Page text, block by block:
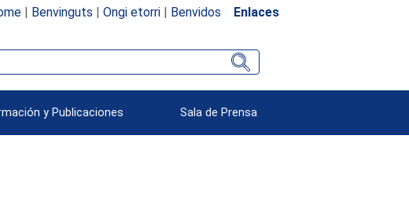
| Benvinguts | Ongi etorri| Benvidos Enlaces
y Publicaciones Sala de Prensa